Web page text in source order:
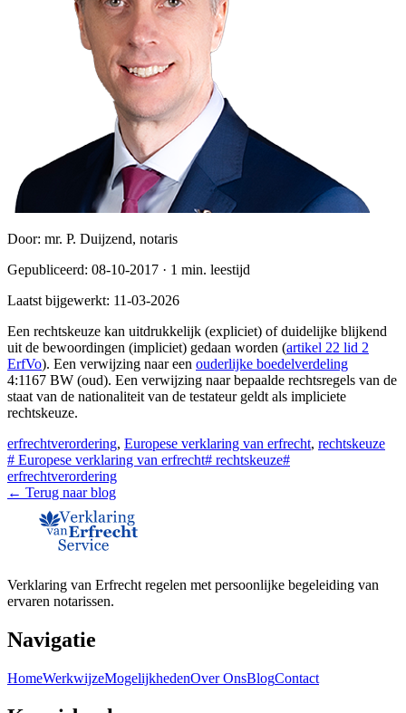
Door: mr. P. Duijzend, notaris
Gepubliceerd: 08-10-2017 · 1 min. leestijd
Laatst bijgewerkt: 11-03-2026
Een rechtskeuze kan uitdrukkelijk (expliciet) of duidelijke blijkend
uit de bewoordingen (impliciet) gedaan worden (artikel 22 lid 2
ErfVo). Een verwijzing naar een ouderlijke boedelverdeling
4:1167 BW (oud). Een verwijzing naar bepaalde rechtsregels van de
staat van de nationaliteit van de testateur geldt als impliciete
rechtskeuze.
erfrechtverordering, Europese verklaring van erfrecht, rechtskeuze
# Europese verklaring van erfrecht# rechtskeuze#
erfrechtverordering
← Terug naar blog
Verklaring van Erfrecht regelen met persoonlijke begeleiding van
ervaren notarissen.
Navigatie
HomeWerkwijzeMogelijkhedenOver OnsBlogContact